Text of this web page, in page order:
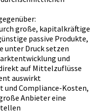
große, kapitalkräftige
passive Produkte,
unter Druck setzen
und
auf Mittelzuflüsse
auswirkt
Compliance-Kosten,
Anbieter eine